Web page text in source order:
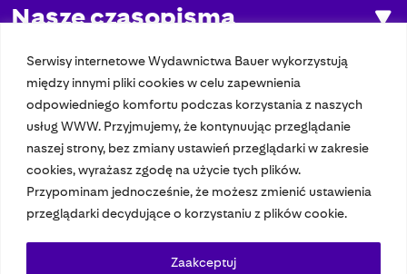
Serwisy internetowe Wydawnictwa Bauer wykorzystują
między innymi pliki cookies w celu zapewnienia
odpowiedniego komfortu podczas korzystania z naszych
usług WWW. Przyjmujemy, że kontynuując przeglądanie
naszej strony, bez zmiany ustawień przeglądarki w zakresie
cookies, wyrażasz zgodę na użycie tych plików.
Przypominam jednocześnie, że możesz zmienić ustawienia
przeglądarki decydujące o korzystaniu z plików cookie.
Zaakceptuj
Nasze czasopisma
Nasze strony
© 2023 Bauer Media Group, All Rights Reserved.
Polityka prywatności
Dane osobowe Wydawca EMFA